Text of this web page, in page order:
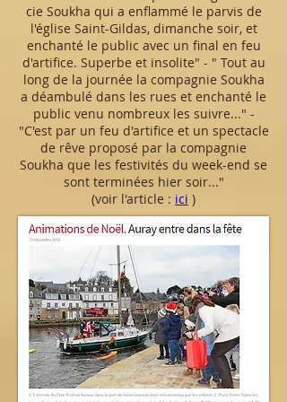
cie Soukha qui a enflammé le parvis de
l'église Saint-Gildas, dimanche soir, et
enchanté le public avec un final en feu
d'artifice. Superbe et insolite" - " Tout au
long de la journée la compagnie Soukha
a déambulé dans les rues et enchanté le
public venu nombreux les suivre..." -
"C'est par un feu d'artifice et un spectacle
de rêve proposé par la compagnie
Soukha que les festivités du week-end se
sont terminées hier soir..."
(voir l'article : ici )